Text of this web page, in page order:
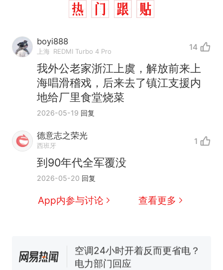
boyi888
上海 REDMI Turbo 4 Pro 14
我外公老家浙江上虞，解放前来上
海唱滑稽戏，后来去了镇江支援内
地给厂里食堂烧菜
2026-05-19 回复
德意志之荣光
西班牙 1
到90年代全军覆没
2026-05-20 回复
App内参与讨论 查看更多
十多万人报名的考试，成绩
全部作废，公平么？
新 全球唯一没有法定首都的国
家，刚改国名，总统就邀请中
国大使骑行绕了几乎整个国境
线一圈，还曾两次到中国寻根
搬家报价570元，搬到楼下交
空调24小时开着反而更省电？
电力部门回应